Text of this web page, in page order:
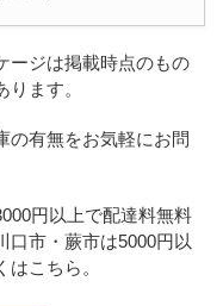
ージは掲載時点のもの
ます。
有無をお気軽にお問
円以上で配達料無料
口市・蕨市は5000円以
こちら。